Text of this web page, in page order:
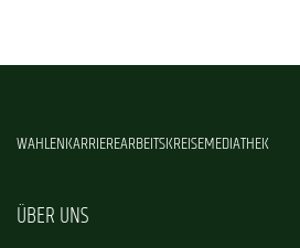
WAHLENKARRIEREARBEITSKREISEMEDIATHEK
ÜBER UNS